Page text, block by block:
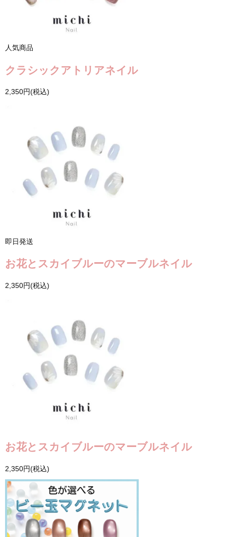
人気商品
クラシックアトリアネイル
2,350円(税込)
即日発送
お花とスカイブルーのマーブルネイル
2,350円(税込)
お花とスカイブルーのマーブルネイル
2,350円(税込)